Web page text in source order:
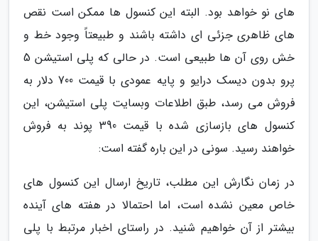
های نو خواهد بود. البته این کنسول ها ممکن است نقص
های ظاهری جزئی ای داشته باشند و طبیعتاً وجود خط و
خش روی آن ها طبیعی است. در حالی که پلی استیشن 5
پرو بدون دیسک درایو و پایه عمودی با قیمت 700 دلار به
فروش می رسد، طبق اطلاعات وبسایت پلی استیشن، این
کنسول های بازسازی شده با قیمت 390 پوند به فروش
خواهند رسید. سونی در این باره گفته است:
در زمان نگارش این مطلب، تاریخ ارسال این کنسول های
خاص معین نشده است، اما احتمالا در هفته های آینده
بیشتر از آن خواهیم شنید. در راستای اخبار مرتبط با پلی